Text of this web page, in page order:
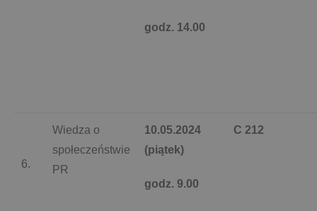
godz. 14.00
6.
Wiedza o
społeczeństwie
PR
10.05.2024
(piątek)
godz. 9.00
C 212